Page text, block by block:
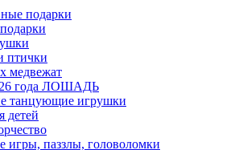
подарки
птички
медвежат
года ЛОШАДЬ
танцующие игрушки
детей
игры, паззлы, головоломки